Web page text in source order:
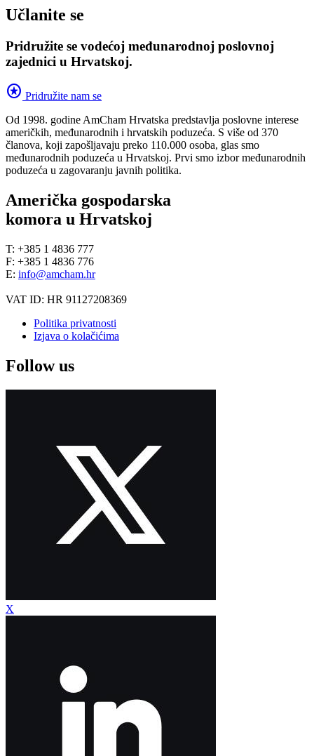
Učlanite se
Pridružite se vodećoj međunarodnoj poslovnoj
zajednici u Hrvatskoj.
stars Pridružite nam se
Od 1998. godine AmCham Hrvatska predstavlja poslovne interese
američkih, međunarodnih i hrvatskih poduzeća. S više od 370
članova, koji zapošljavaju preko 110.000 osoba, glas smo
međunarodnih poduzeća u Hrvatskoj. Prvi smo izbor međunarodnih
poduzeća u zagovaranju javnih politika.
Američka gospodarska
komora u Hrvatskoj
T: +385 1 4836 777
F: +385 1 4836 776
E: info@amcham.hr
VAT ID: HR 91127208369
Politika privatnosti
Izjava o kolačićima
Follow us
X